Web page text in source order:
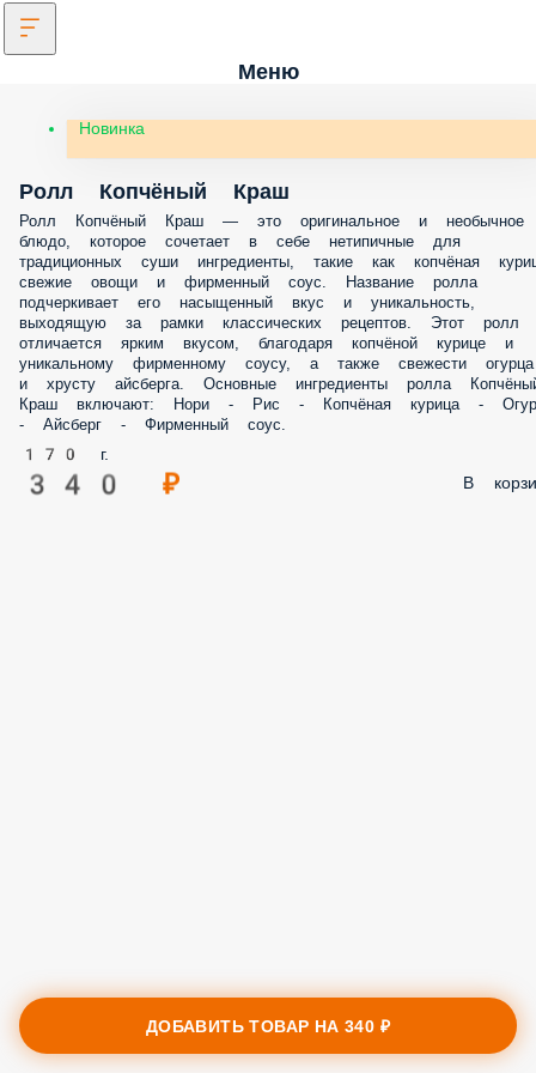
Меню
Новинка
Ролл Копчёный Краш
Ролл Копчёный Краш — это оригинальное и необычное блюдо,
которое сочетает в себе нетипичные для традиционных суши
ингредиенты, такие как копчёная курица, свежие овощи и
соус. Название ролла подчеркивает его насыщенный вкус и
уникальность, выходящую за рамки классических рецептов. Этот
отличается ярким вкусом, благодаря копчёной курице и
фирменному соусу, а также свежести огурца и хрусту айсберга.
Основные ингредиенты ролла Копчёный Краш включают: Нори -
Копчёная курица - Огурец - Айсберг - Фирменный соус.
170 г.
340 ₽
ДОБАВИТЬ ТОВАР НА340 ₽